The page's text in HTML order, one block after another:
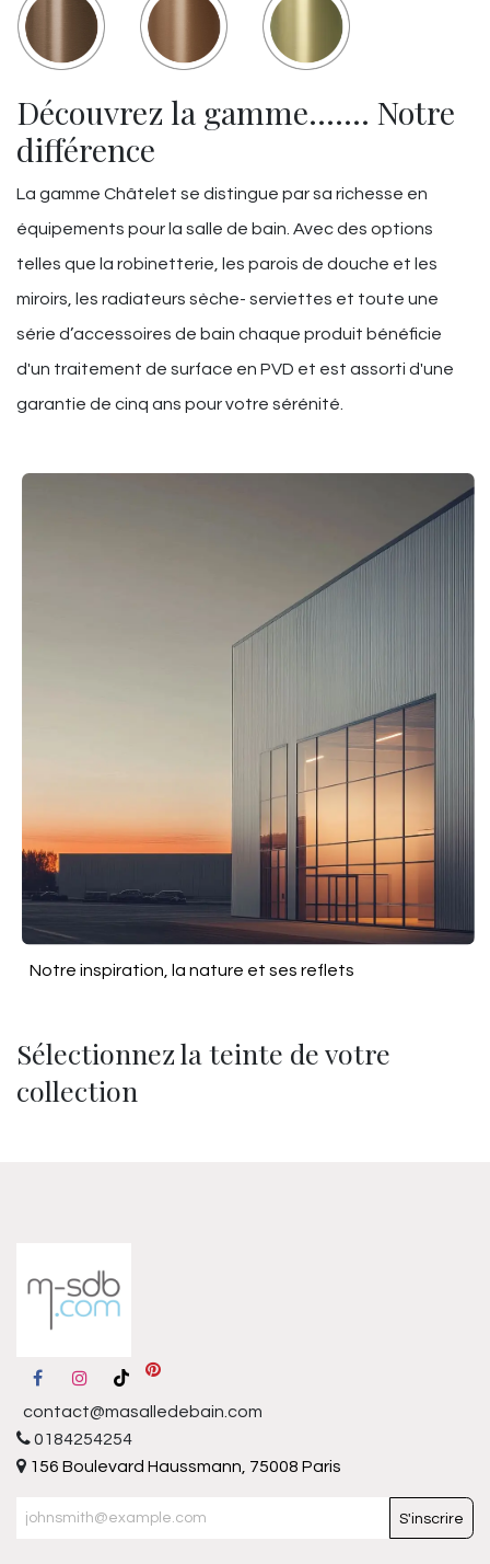
Découvrez la gamme……. Notre
différence
La gamme Châtelet se distingue par sa richesse en
équipements pour la salle de bain. Avec des options
telles que la robinetterie, les parois de douche et les
miroirs, les radiateurs sèche- serviettes et toute une
série d’accessoires de bain chaque produit bénéficie
d'un traitement de surface en PVD et est assorti d'une
garantie de cinq ans pour votre sérénité.
Sélectionnez la teinte de votre
collection
Notre inspiration, la nature et ses reflets
contact@masalledebain.com
0184254254
156 Boulevard Haussmann, 75008 Paris
S'inscrire